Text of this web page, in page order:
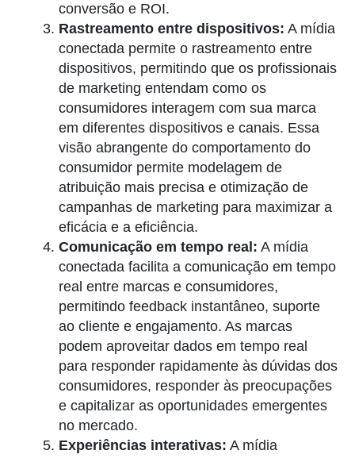
conversão e ROI.
Rastreamento entre dispositivos: A mídia
conectada permite o rastreamento entre
dispositivos, permitindo que os profissionais
de marketing entendam como os
consumidores interagem com sua marca
em diferentes dispositivos e canais. Essa
visão abrangente do comportamento do
consumidor permite modelagem de
atribuição mais precisa e otimização de
campanhas de marketing para maximizar a
eficácia e a eficiência.
Comunicação em tempo real: A mídia
conectada facilita a comunicação em tempo
real entre marcas e consumidores,
permitindo feedback instantâneo, suporte
ao cliente e engajamento. As marcas
podem aproveitar dados em tempo real
para responder rapidamente às dúvidas dos
consumidores, responder às preocupações
e capitalizar as oportunidades emergentes
no mercado.
Experiências interativas: A mídia